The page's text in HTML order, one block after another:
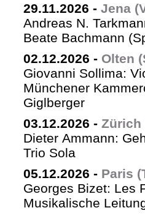
29.11.2026 - Jena
Andreas N.
Beate Bachmann
02.12.2026 - Olten
Giovanni Sollima:
Münchener
Giglberger
03.12.2026 - Zürich
Dieter Ammann:
Trio Sola
05.12.2026 - Paris
Georges Bizet: Les
Musikalische